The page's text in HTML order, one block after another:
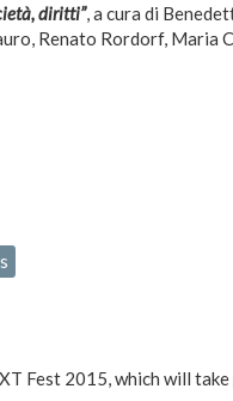
diritti”, a cura di
Renato Rordorf, Maria
Fest 2015, which will